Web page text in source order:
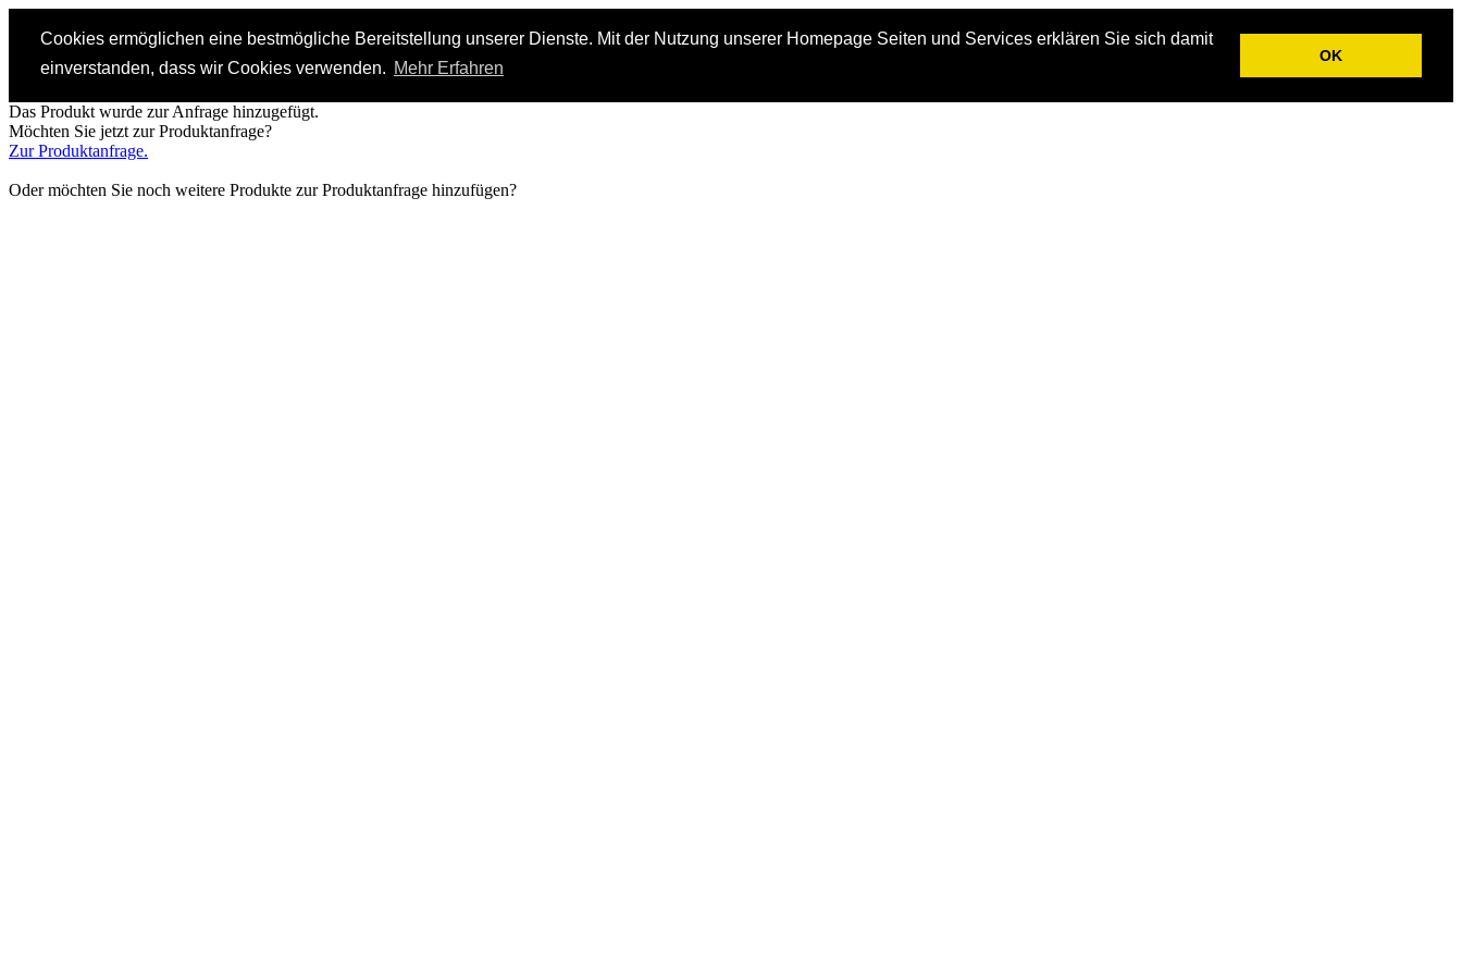
Cookies ermöglichen eine bestmögliche Bereitstellung unserer Dienste. Mit der Nutzung unserer Homepage Seiten und Services erklären Sie sich damit
einverstanden, dass wir Cookies verwenden. Mehr Erfahren
OK
Das Produkt wurde zur Anfrage hinzugefügt.
Möchten Sie jetzt zur Produktanfrage?
Zur Produktanfrage.
Oder möchten Sie noch weitere Produkte zur Produktanfrage hinzufügen?